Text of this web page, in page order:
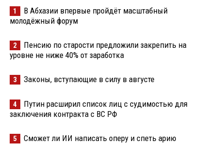
1
В Абхазии впервые пройдёт масштабный
молодёжный форум
2
Пенсию по старости предложили закрепить на
уровне не ниже 40% от заработка
3 Законы, вступающие в силу в августе
4
Путин расширил список лиц с судимостью для
заключения контракта с ВС РФ
5 Сможет ли ИИ написать оперу и спеть арию